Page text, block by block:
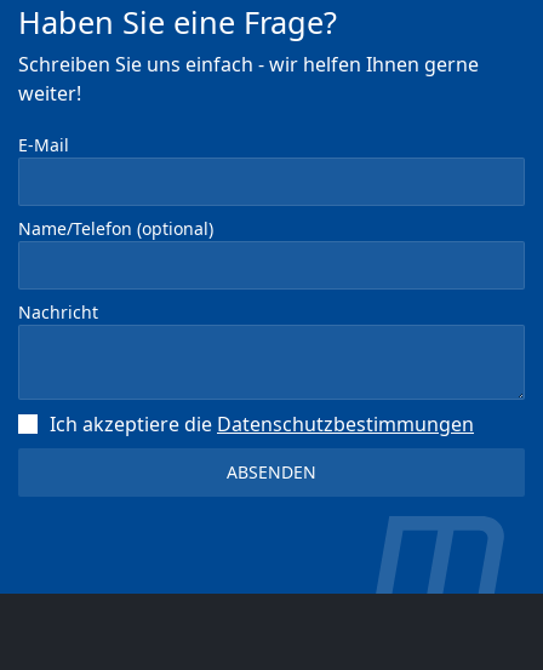
Haben Sie eine Frage?
Schreiben Sie uns einfach - wir helfen Ihnen gerne
weiter!
E-Mail
Name/Telefon (optional)
Nachricht
Ich akzeptiere die Datenschutz­bestimmungen